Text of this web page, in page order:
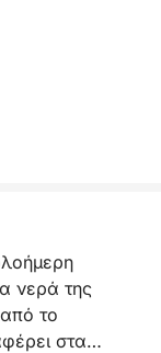
νερά της
το
στα